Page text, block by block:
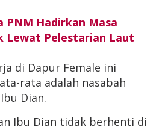
PNM Hadirkan Masa
Lewat Pelestarian Laut
di Dapur Female ini
rata adalah nasabah
Dian.
Ibu Dian tidak berhenti di